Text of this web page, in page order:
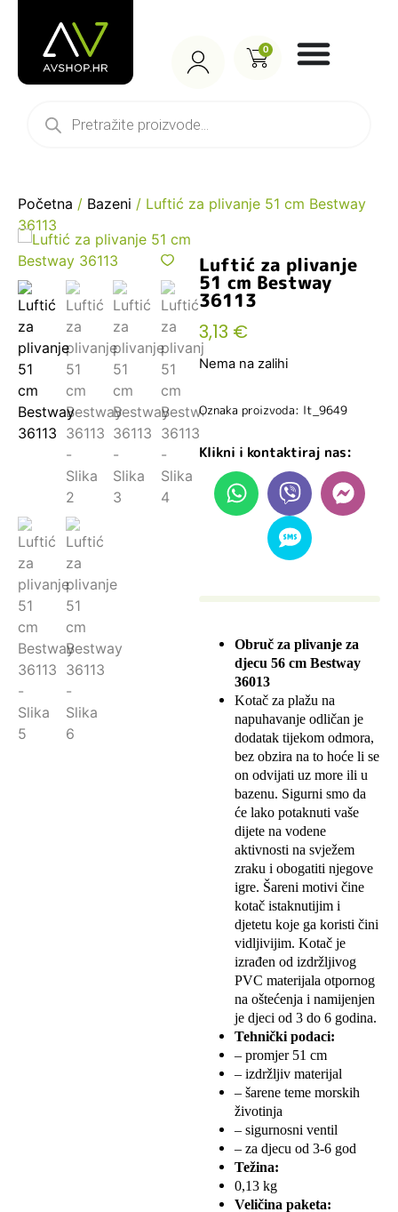
0
Početna / Bazeni / Luftić za plivanje 51 cm Bestway
36113
Luftić za plivanje
51 cm Bestway
36113
3,13 €
Nema na zalihi
Oznaka proizvoda: lt_9649
Klikni i kontaktiraj nas:
Obruč za plivanje za
djecu 56 cm Bestway
36013
Kotač za plažu na
napuhavanje odličan je
dodatak tijekom odmora,
bez obzira na to hoće li se
on odvijati uz more ili u
bazenu. Sigurni smo da
će lako potaknuti vaše
dijete na vodene
aktivnosti na svježem
zraku i obogatiti njegove
igre. Šareni motivi čine
kotač istaknutijim i
djetetu koje ga koristi čini
vidljivijim. Kotač je
izrađen od izdržljivog
PVC materijala otpornog
na oštećenja i namijenjen
je djeci od 3 do 6 godina.
Tehnički podaci:
– promjer 51 cm
– izdržljiv materijal
– šarene teme morskih
životinja
– sigurnosni ventil
– za djecu od 3-6 god
Težina:
0,13 kg
Veličina paketa: